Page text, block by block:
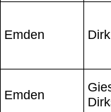
Emden Dirk
Emden